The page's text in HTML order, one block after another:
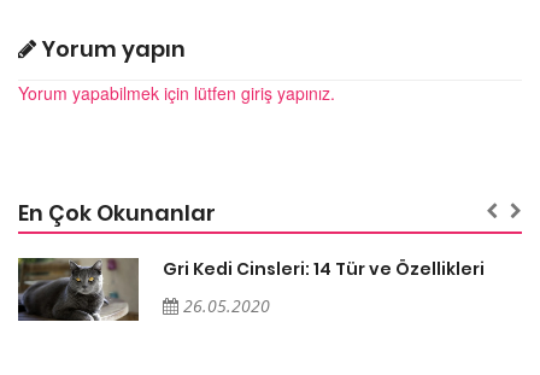
Yorum yapın
Yorum yapabilmek için lütfen giriş yapınız.
En Çok Okunanlar
Gri Kedi Cinsleri: 14 Tür ve Özellikleri
26.05.2020